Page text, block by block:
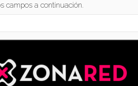
campos a continuación.